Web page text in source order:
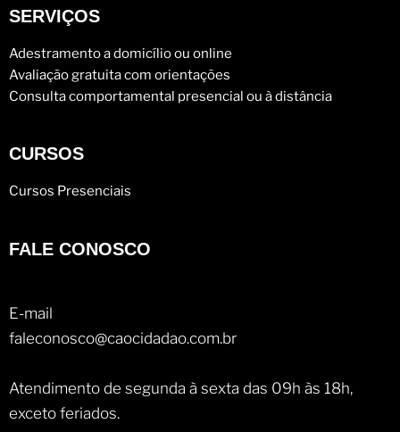
SERVIÇOS
Adestramento a domicílio ou online
Avaliação gratuita com orientações
Consulta comportamental presencial ou à distância
CURSOS
Cursos Presenciais
FALE CONOSCO
E-mail
faleconosco@caocidadao.com.br
Atendimento de segunda à sexta das 09h às 18h,
exceto feriados.